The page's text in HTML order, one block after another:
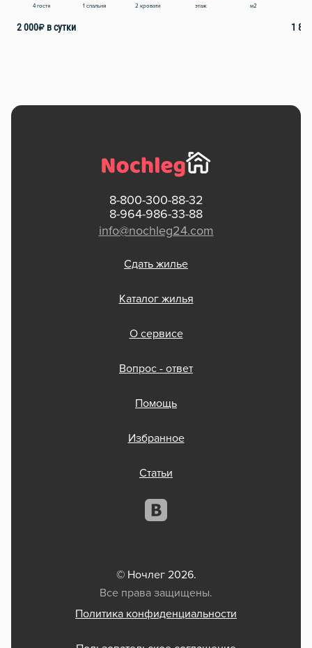
4 гостя 1 спальня 2 кровати этаж м2
2 000₽ в сутки 1 800
8-800-300-88-32
8-964-986-33-88
info@nochleg24.com
Сдать жилье
Каталог жилья
О сервисе
Вопрос - ответ
Помощь
Избранное
Статьи
© Ночлег 2026.
Все права защищены.
Политика конфиденциальности